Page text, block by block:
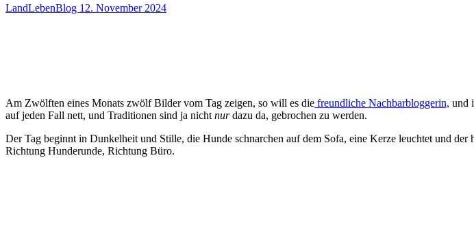
LandLebenBlog 12. November 2024
Am Zwölften eines Monats zwölf Bilder vom Tag zeigen, so will es die freundliche Nachbarbloggerin, und
auf jeden Fall nett, und Traditionen sind ja nicht nurdazu da, gebrochen zu werden.
Der Tag beginnt in Dunkelheit und Stille, die Hunde schnarchen auf dem Sofa, eine Kerze leuchtet und
Richtung Hunderunde, Richtung Büro.